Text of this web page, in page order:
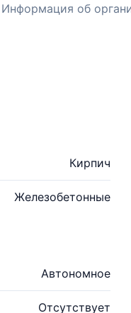
Информация об
Кирпич
Железобетонные
Автономное
Отсутствует